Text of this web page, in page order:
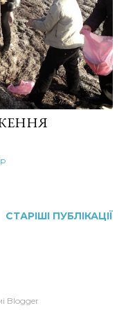
СТАРІШІ ПУБЛІКАЦІЇ
Blogger